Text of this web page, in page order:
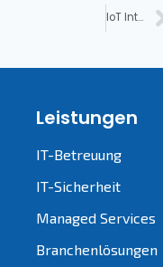
IoT Internet of Things für Unternehmen
Leistungen
IT-Betreuung
IT-Sicherheit
Managed Services
Branchenlösungen